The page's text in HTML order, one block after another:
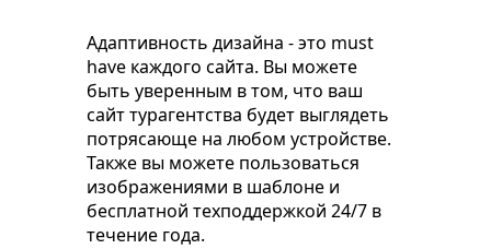
Адаптивность дизайна - это must
have каждого сайта. Вы можете
быть уверенным в том, что ваш
сайт турагентства будет выглядеть
потрясающе на любом устройстве.
Также вы можете пользоваться
изображениями в шаблоне и
бесплатной техподдержкой 24/7 в
течение года.